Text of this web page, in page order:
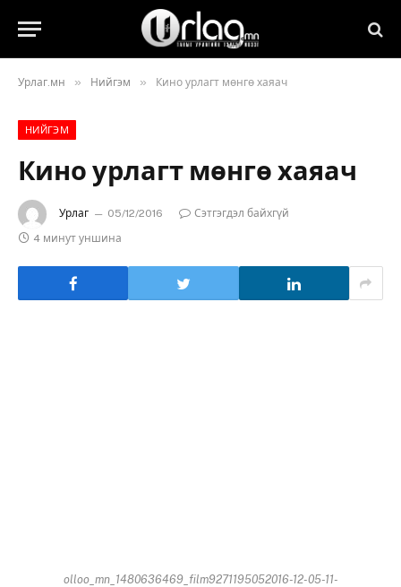
Урлаг.мн » Нийгэм » Кино урлагт мөнгө хаяач
НИЙГЭМ
Кино урлагт мөнгө хаяач
Урлаг 05/12/2016
Сэтгэгдэл байхгүй
4 минут уншина
olloo_mn_1480636469_film9271195052016-12-05-11-